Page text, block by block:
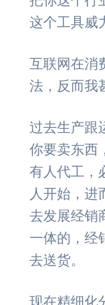
这个工具威
互联网在消
法，反而我
过去生产跟
你要卖东西
有人代工，
人开始，进
去发展经销
一体的，经
去送货。
现在精细化